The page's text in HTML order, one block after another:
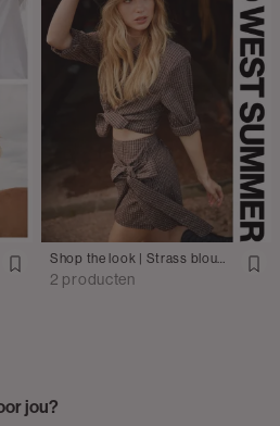
Shop the look | Strass blouse met mini rok
2 producten
jou?